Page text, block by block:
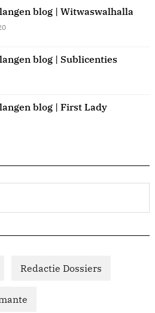
blog | Witwaswalhalla
blog | Sublicenties
blog | First Lady
Redactie Dossiers